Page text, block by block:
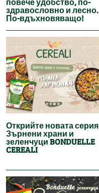
здравословно и лесно.
По-вдъхновяващо!
Открийте новата серия
Зърнени храни и
зеленчуци BONDUELLE
CEREALI